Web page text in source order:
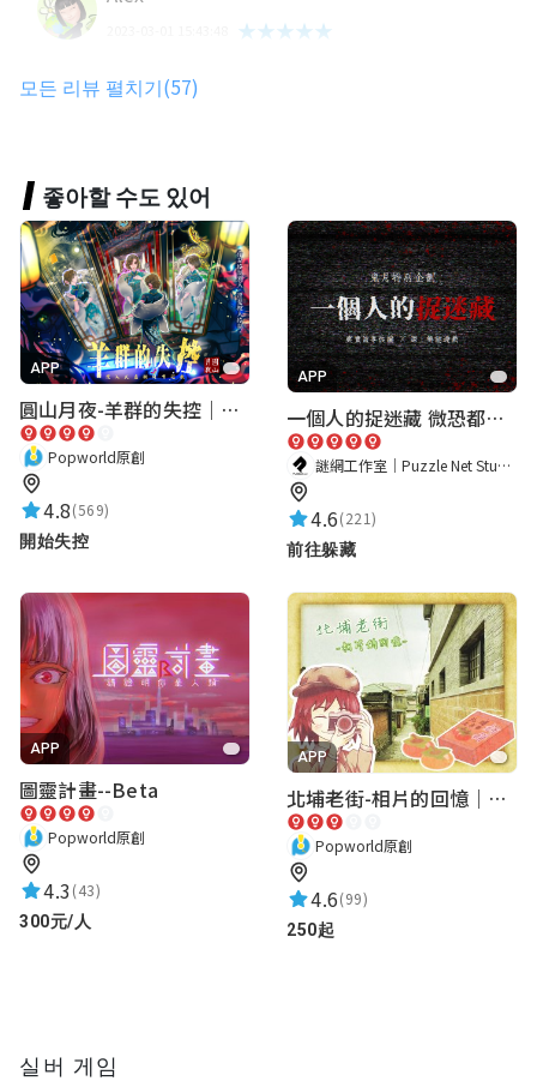
★★★★★
不錯的小品，最初咖啡的關卡較難
2021-05-04 08:33:10
很多地方已經遺失線索，店家更換找不到線
索/客服反應很快，迅速即時提供補償方案
（5/3）
蹦世界
2021-04-30 08:02:41
親愛的玩家您好：
經查內灣戲院線索位置近期被更換過，
蹦世界已將題目修正完畢，非常感謝您
的回報！希望未來還有為您服務的機會
MT
2020-01-27 14:48:53 ★★★★★
有一站的設備壞掉了...知道了三個。第四個
無法解。只好看解答QQ
大數據股份有限公司
您好，因為最初咖啡裡的導覽機是跟著
店家營業時間開關機的，可能店家休息
造成您遊戲體驗不佳，我們將免費贈送
《北埔老街-相片的回憶-》給您作為補
모든 리뷰 펼치기(57)
좋아할 수도 있어
APP
圓山月夜-羊群的失控｜圓山飯店 ARG實境解謎遊戲
Popworld原創
4.8(569)
開始失控
APP
一個人的捉迷藏 微恐都市傳說
謎網工作室｜Puzzle Net Studio
4.6(221)
前往躲藏
APP
圖靈計畫--Beta
Popworld原創
4.3(43)
300元/人
APP
北埔老街-相片的回憶｜新竹老街城市解謎
Popworld原創
4.6(99)
250起
실버 게임